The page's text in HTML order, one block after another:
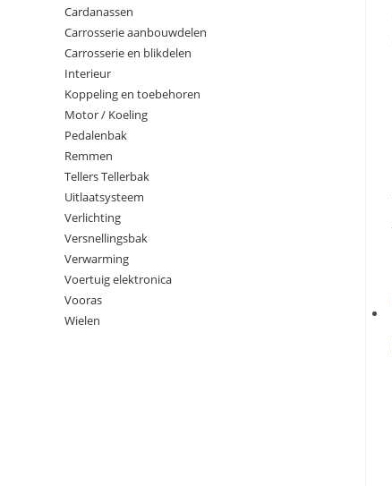
Cardanassen
Carrosserie aanbouwdelen
Carrosserie en blikdelen
Interieur
Koppeling en toebehoren
Motor / Koeling
Pedalenbak
Remmen
Tellers Tellerbak
Uitlaatsysteem
Verlichting
Versnellingsbak
Verwarming
Voertuig elektronica
Vooras
Wielen